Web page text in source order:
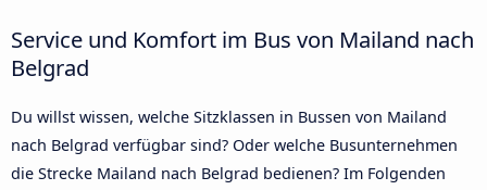
Service und Komfort im Bus von Mailand nach
Belgrad
Du willst wissen, welche Sitzklassen in Bussen von Mailand
nach Belgrad verfügbar sind? Oder welche Busunternehmen
die Strecke Mailand nach Belgrad bedienen? Im Folgenden